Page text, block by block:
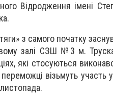
Відродження імені
з самого початку
залі СЗШ №3 м.
які стосуються
переможці візьмуть